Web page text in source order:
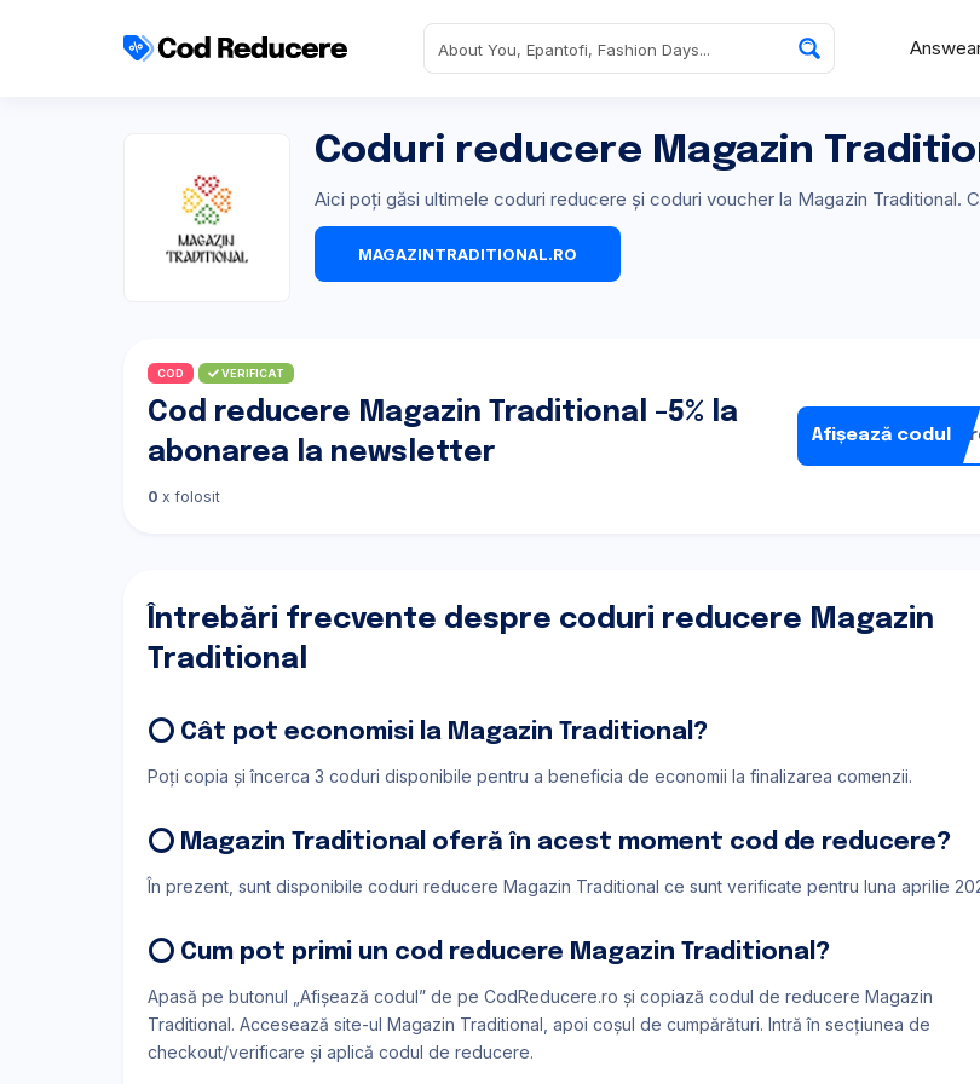
Coduri reducere Magazin
Aici poți găsi ultimele coduri reducere și coduri voucher la Magazin Traditional.
MAGAZINTRADITIONAL.RO
COD VERIFICAT
Cod reducere Magazin Traditional -5% la
abonarea la newsletter
0 x folosit
Afișează codul
Întrebări frecvente despre coduri reducere Magazin
Traditional
⭕ Cât pot economisi la Magazin Traditional?
Poți copia și încerca 3 coduri disponibile pentru a beneficia de economii la finalizarea comenzii.
⭕ Magazin Traditional oferă în acest moment cod de reducere?
În prezent, sunt disponibile coduri reducere Magazin Traditional ce sunt verificate pentru luna aprilie
⭕ Cum pot primi un cod reducere Magazin Traditional?
Apasă pe butonul „Afișează codul” de pe CodReducere.ro și copiază codul de reducere Magazin
Traditional. Accesează site-ul Magazin Traditional, apoi coșul de cumpărături. Intră în secțiunea de
checkout/verificare și aplică codul de reducere.